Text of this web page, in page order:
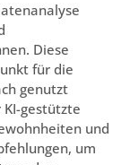
Diese
für die
genutzt
gestützte
und
um